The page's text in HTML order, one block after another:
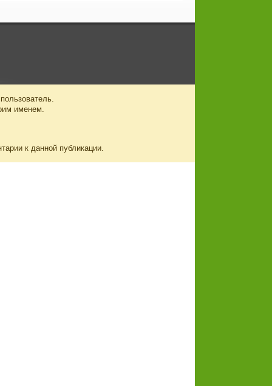
именем.
к данной публикации.